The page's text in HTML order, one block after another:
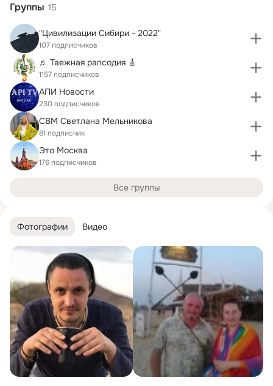
Фотографии Видео
Группы 15
"Цивилизации Сибири - 2022"
107 подписчиков
♬ Таежная рапсодия 🎸
1157 подписчиков
АПИ Новости
230 подписчиков
СВМ Светлана Мельникова
81 подписчик
Это Москва
176 подписчиков
Все группы